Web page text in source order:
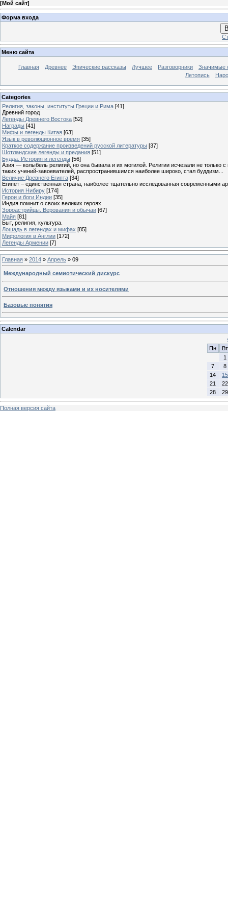
[Мой сайт]
Форма входа
Меню сайта
Главная Древнее Эпические рассказы Лучшее Разговорники
Значимые
Летопись
Categories
Религия, законы, институты Греции и Рима [41]
Древний город
Легенды Древнего Востока [52]
Награды [41]
Мифы и легенды Китая [63]
Язык в революционное время [35]
Краткое содержание произведений русской литературы [37]
Шотландские легенды и предания [51]
Будда. История и легенды [56]
Азия — колыбель религий, но она бывала и их могилой. Религии исчезали не
таких учений-завоевателей, распространившимся наиболее широко, стал буддизм...
Величие Древнего Египта [34]
Египет – единственная страна, наиболее тщательно исследованная современными
История Нибиру [174]
Герои и боги Индии [35]
Индия помнит о своих великих героях
Зороастрийцы. Верования и обычаи [67]
Майя [81]
Быт, религия, культура.
Лошадь в легендах и мифах [85]
Мифология в Англии [172]
Легенды Армении [7]
Главная » 2014 » Апрель » 09
Международный семиотический дискурс
Отношения между языками и их носителями
Базовые понятия
Calendar
Пн
Вт
1
7
8
14
15
21
22
28
29
Полная версия сайта